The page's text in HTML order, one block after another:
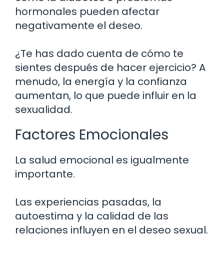
hormonales pueden afectar
negativamente el deseo.
¿Te has dado cuenta de cómo te
sientes después de hacer ejercicio? A
menudo, la energía y la confianza
aumentan, lo que puede influir en la
sexualidad.
Factores Emocionales
La salud emocional es igualmente
importante.
Las experiencias pasadas, la
autoestima y la calidad de las
relaciones influyen en el deseo sexual.